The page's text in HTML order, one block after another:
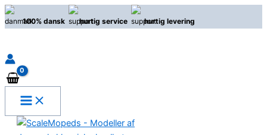
Gå
til
100% dansk hurtig service hurtig levering